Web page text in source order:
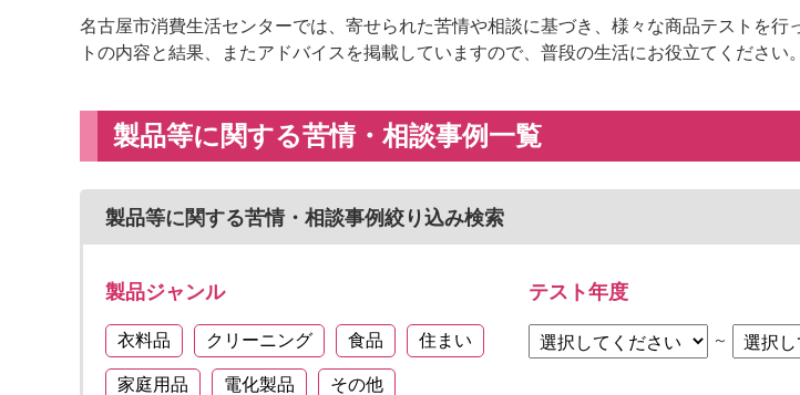
名古屋市消費生活センターでは、寄せられた苦情や相談に基づき、様々な商品テストを行
トの内容と結果、またアドバイスを掲載していますので、普段の生活にお役立てください。
製品等に関する苦情・相談事例一覧
製品等に関する苦情・相談事例絞り込み検索
製品ジャンル
衣料品 クリーニング 食品 住まい
家庭用品 電化製品 その他
テスト年度
～